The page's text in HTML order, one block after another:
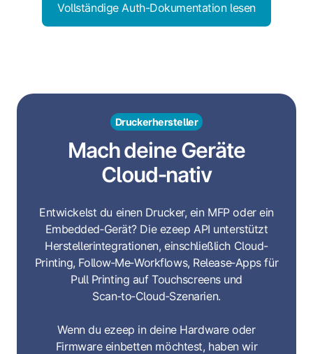
Vollständige Auth-Dokumentation lesen
Druckerhersteller
Mach deine Geräte
Cloud‑nativ
Entwickelst du einen Drucker, ein MFP oder ein
Embedded‑Gerät? Die ezeep API unterstützt
Herstellerintegrationen, einschließlich Cloud-
Printing, Follow‑Me‑Workflows, Release‑Apps für
Pull Printing auf Touchscreens und
Scan‑to‑Cloud‑Szenarien.
Wenn du ezeep in deine Hardware oder
Firmware einbetten möchtest, haben wir